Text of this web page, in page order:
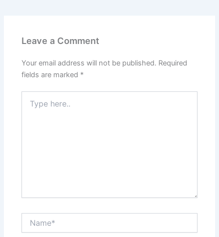
Leave a Comment
Your email address will not be published. Required
fields are marked *
here..